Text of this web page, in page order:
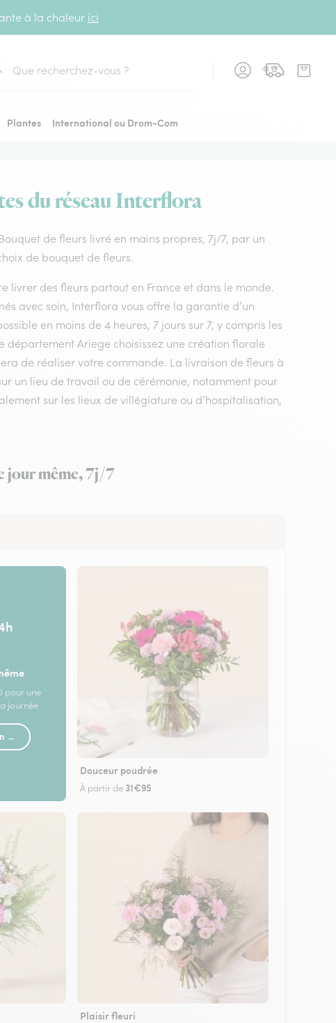
à la chaleur ici
Plantes
International ou Drom-Com
du réseau Interflora
de fleurs livré en mains propres, 7j/7, par un
de bouquet de fleurs.
livrer des fleurs partout en France et dans le monde.
avec soin, Interflora vous offre la garantie d’un
en moins de 4 heures, 7 jours sur 7, y compris les
département Ariege choisissez une création florale
de réaliser votre commande. La livraison de fleurs à
un lieu de travail ou de cérémonie, notamment pour
sur les lieux de villégiature ou d’hospitalisation,
jour même, 7j/7
pour une
journée
→
Douceur poudrée
À partir de 31€95
Plaisir fleuri